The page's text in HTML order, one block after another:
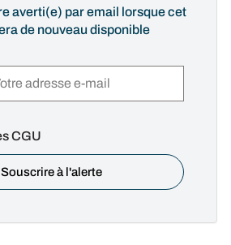
averti(e) par email lorsque cet
de nouveau disponible
CGU